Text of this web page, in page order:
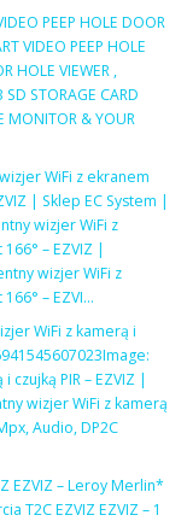
PEEP HOLE DOOR
VIDEO PEEP HOLE
HOLE VIEWER ,
STORAGE CARD
MONITOR & YOUR
WiFi z ekranem
| Sklep EC System |
wizjer WiFi z
– EZVIZ |
wizjer WiFi z
– EZVI…
WiFi z kamerą i
czujką PIR – EZVIZ |
wizjer WiFi z kamerą
Audio, DP2C
EZVIZ – Leroy Merlin*
T2C EZVIZ EZVIZ – 1